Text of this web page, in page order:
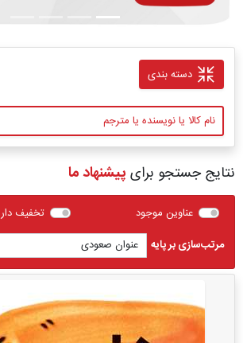
دسته بندی
نتایج جستجو برای پیشنهاد ما
عناوین موجود
تخفیف دار
مرتب‌سازی بر پایه